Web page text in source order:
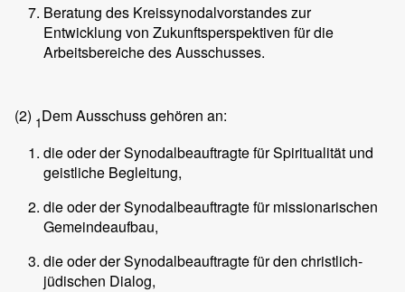
Beratung des Kreissynodalvorstandes zur
Entwicklung von Zukunftsperspektiven für die
Arbeitsbereiche des Ausschusses.
(2) 1Dem Ausschuss gehören an:
die oder der Synodalbeauftragte für Spiritualität und
geistliche Begleitung,
die oder der Synodalbeauftragte für missionarischen
Gemeindeaufbau,
die oder der Synodalbeauftragte für den christlich-
jüdischen Dialog,